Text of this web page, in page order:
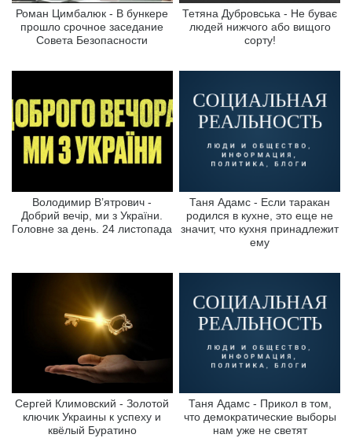
Роман Цимбалюк - В бункере
прошло срочное заседание
Совета Безопасности
Тетяна Дубровська - Не буває
людей нижчого або вищого
сорту!
Володимир В’ятрович -
Добрий вечір, ми з України.
Головне за день. 24 листопада
Таня Адамс - Если таракан
родился в кухне, это еще не
значит, что кухня принадлежит
ему
Сергей Климовский - Золотой
ключик Украины к успеху и
квёлый Буратино
Таня Адамс - Прикол в том,
что демократические выборы
нам уже не светят